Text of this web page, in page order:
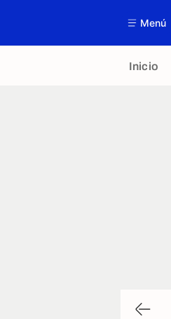
Menú
Inicio